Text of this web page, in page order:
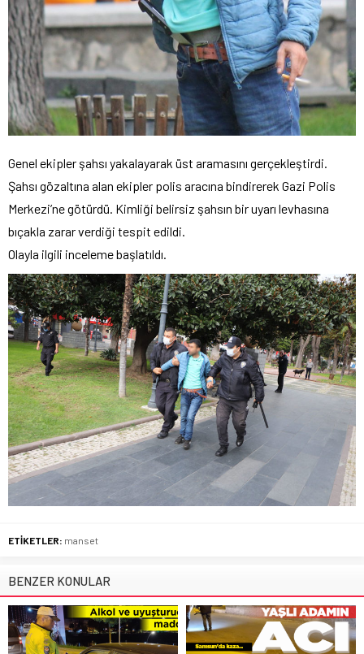
Genel ekipler şahsı yakalayarak üst aramasını gerçekleştirdi.
Şahsı gözaltına alan ekipler polis aracına bindirerek Gazi Polis
Merkezi’ne götürdü. Kimliği belirsiz şahsın bir uyarı levhasına
bıçakla zarar verdiği tespit edildi.
Olayla ilgili inceleme başlatıldı.
ETİKETLER: manset
BENZER KONULAR